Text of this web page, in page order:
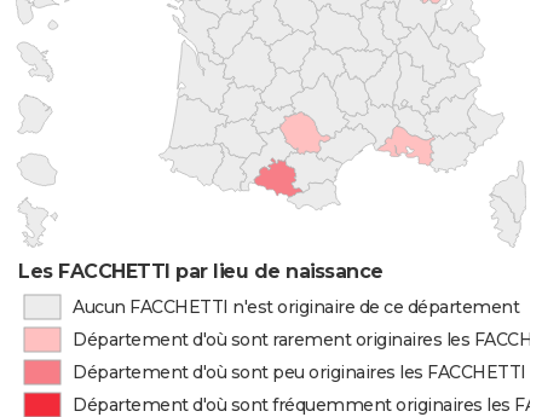
Les FACCHETTI par lieu de naissance
Aucun FACCHETTI n'est originaire de ce département
Département d'où sont rarement originaires les
Département d'où sont peu originaires les FACCHETTI
Département d'où sont fréquemment originaires les